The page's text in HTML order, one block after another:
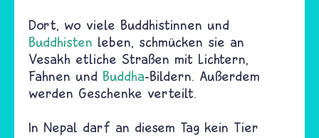
Dort, wo viele Buddhistinnen und
Buddhisten leben, schmücken sie an
Vesakh etliche Straßen mit Lichtern,
Fahnen und Buddha-Bildern. Außerdem
werden Geschenke verteilt.
In Nepal darf an diesem Tag kein Tier